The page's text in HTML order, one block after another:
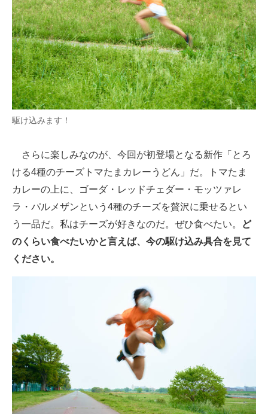
駆け込みます！
さらに楽しみなのが、今回が初登場となる新作「とろ
ける4種のチーズトマたまカレーうどん」だ。トマたま
カレーの上に、ゴーダ・レッドチェダー・モッツァレ
ラ・パルメザンという4種のチーズを贅沢に乗せるとい
う一品だ。私はチーズが好きなのだ。ぜひ食べたい。
ど
のくらい食べたいかと言えば、今の駆け込み具合を見て
ください。